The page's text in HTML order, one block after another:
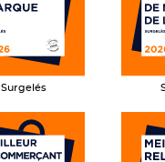
Surgelés